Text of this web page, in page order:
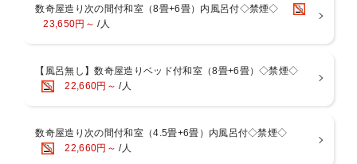
【桧風呂】【石風呂】【露天風呂】
ております。
多くの客室の天井で主に茶室に用いられる、杉や檜を網代に編んで張
※「広重」のお部屋は建築構造上、トイレがやや狭い設計となってお
ります。
そのため、体格の大きな方や体の不自由な方にとってはご不便をおか
数奇屋造り次の間付和室（8畳+6畳）内風呂付◇禁煙◇
23,650円～ /人
【風呂無し】数奇屋造りベッド付和室（8畳+6畳）◇禁煙◇
22,660円～ /人
数奇屋造り次の間付和室（4.5畳+6畳）内風呂付◇禁煙◇
22,660円～ /人